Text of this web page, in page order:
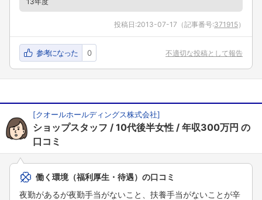
投稿日:2013-07-17 （記事番号:371915）
参考になった 0 不適切な投稿として報告
[クオールホールディングス株式会社]
ショップスタッフ 10代後半女性 年収300万円 の
口コミ
働く環境（福利厚生・待遇）の口コミ
夜勤があるが夜勤手当がないこと、扶養手当がないことが辛